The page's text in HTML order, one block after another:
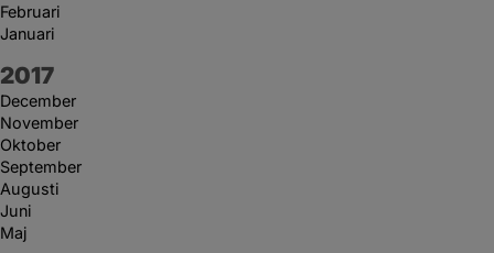
Februari
Januari
År:
2017
December
November
Oktober
September
Augusti
Juni
Maj